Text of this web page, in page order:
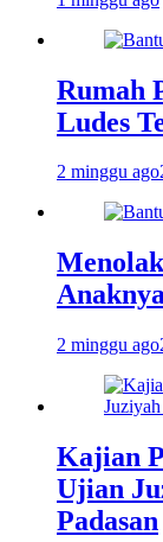
Rumah
Ludes
2 minggu ago
2 minggu ago
Kajian
Ujian
Padasan